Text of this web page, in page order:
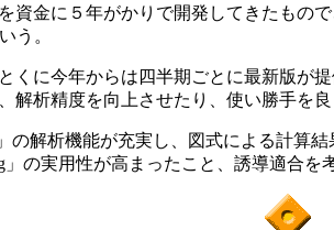
金に５年がかりで開発してきたもの
う。
に今年からは四半期ごとに最新版が
析精度を向上させたり、使い勝手を
解析機能が充実し、図式による計算
の実用性が高まったこと、誘導適合